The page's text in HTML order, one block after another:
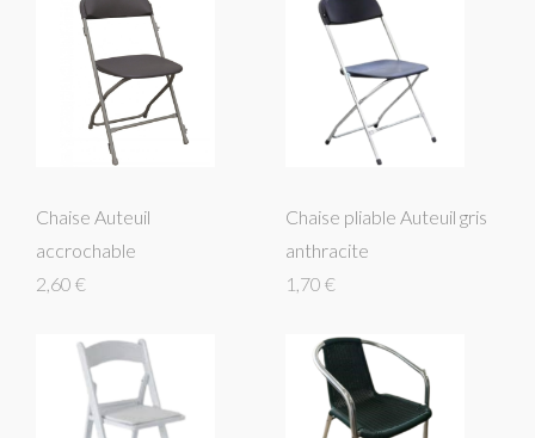
Chaise Auteuil
accrochable
2,60 €
Chaise pliable Auteuil gris
anthracite
1,70 €